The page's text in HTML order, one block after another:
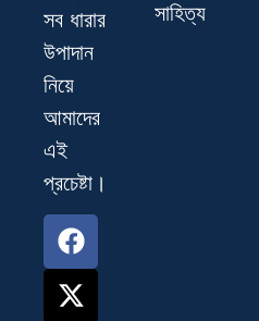
সব ধারার
উপাদান
নিয়ে
আমাদের
এই
প্রচেষ্টা।
সাহিত্য